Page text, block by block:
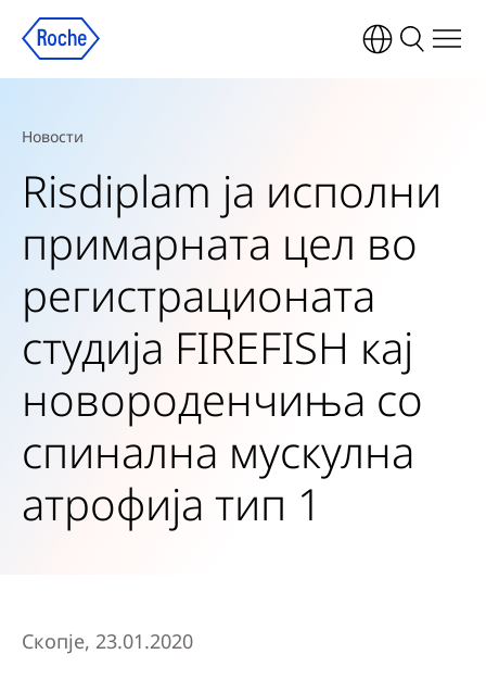
Новости
Risdiplam ја исполни
примарната цел во
регистрационата
студија FIREFISH кај
новороденчиња со
спинална мускулна
атрофија тип 1
Скопје, 23.01.2020